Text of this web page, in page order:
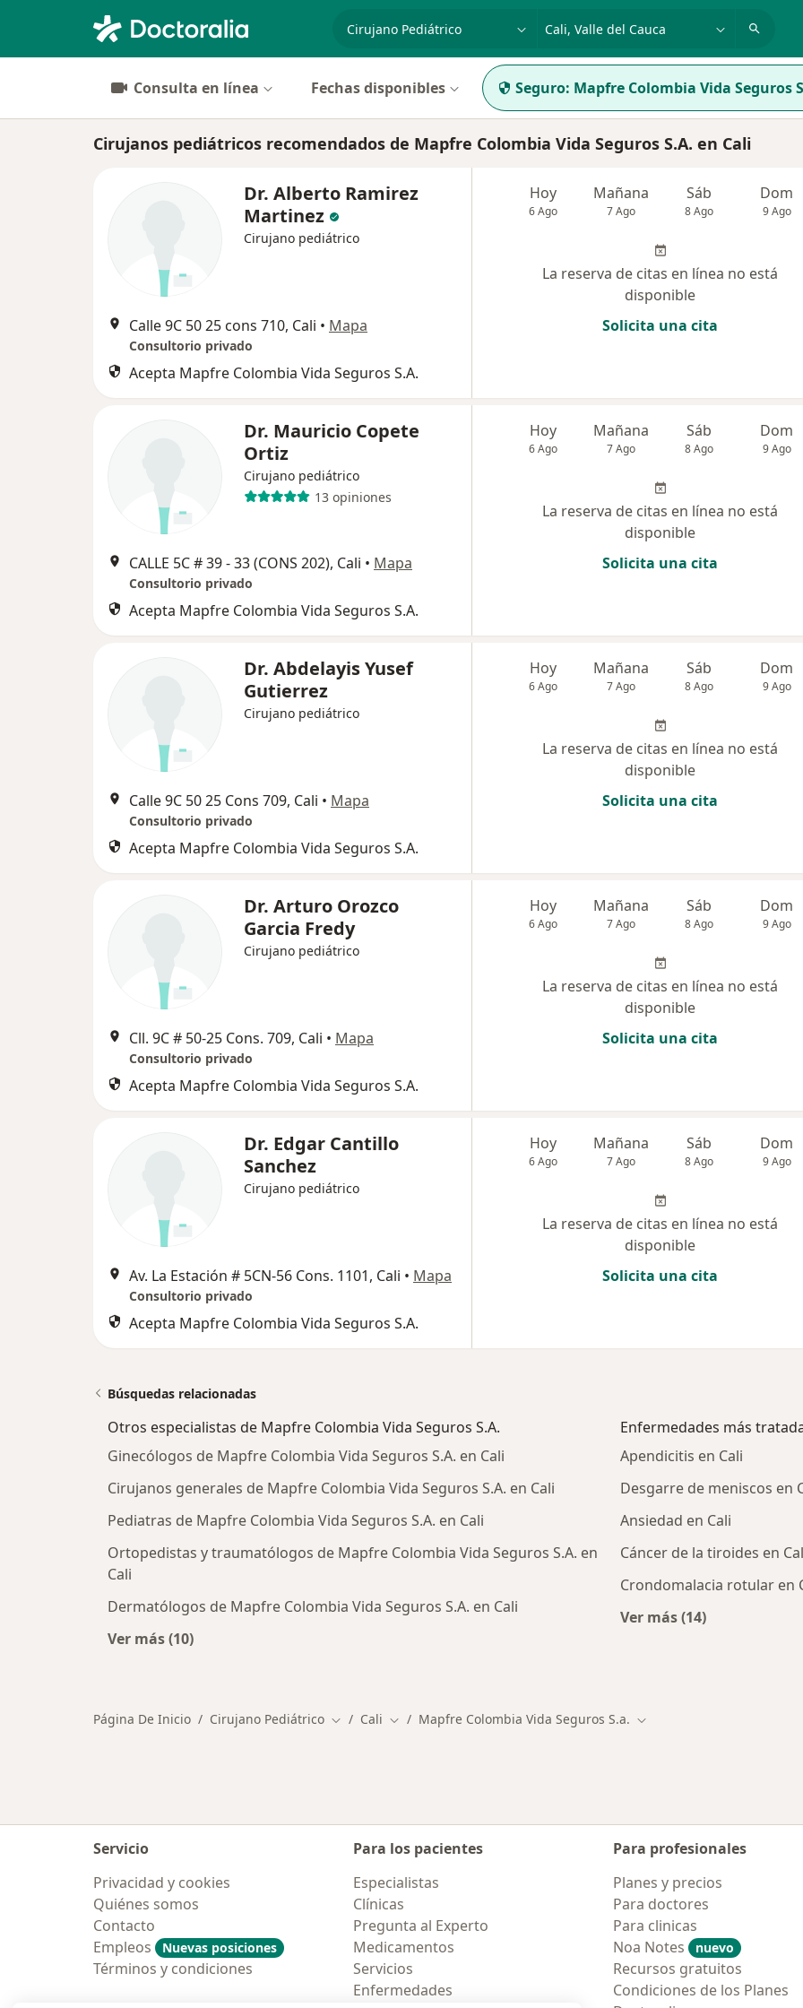
especialidad, enfermedad o nombre
Consulta en línea Fechas disponibles Seguro: Mapfre Colombia Vida Seguros
Cirujanos pediátricos recomendados de Mapfre Colombia Vida Seguros S.A. en Cali
Dr. Alberto Ramirez
Martinez
Cirujano pediátrico
Calle 9C 50 25 cons 710, Cali • Mapa
Consultorio privado
Acepta Mapfre Colombia Vida Seguros S.A.
Hoy
6 Ago
Mañana
7 Ago
Sáb
8 Ago
Dom
9 Ago
La reserva de citas en línea no está
disponible
Solicita una cita
Dr. Mauricio Copete
Ortiz
Cirujano pediátrico
13 opiniones
CALLE 5C # 39 ‐ 33 (CONS 202), Cali • Mapa
Consultorio privado
Acepta Mapfre Colombia Vida Seguros S.A.
Hoy
6 Ago
Mañana
7 Ago
Sáb
8 Ago
Dom
9 Ago
La reserva de citas en línea no está
disponible
Solicita una cita
Dr. Abdelayis Yusef
Gutierrez
Cirujano pediátrico
Calle 9C 50 25 Cons 709, Cali • Mapa
Consultorio privado
Acepta Mapfre Colombia Vida Seguros S.A.
Hoy
6 Ago
Mañana
7 Ago
Sáb
8 Ago
Dom
9 Ago
La reserva de citas en línea no está
disponible
Solicita una cita
Dr. Arturo Orozco
Garcia Fredy
Cirujano pediátrico
Cll. 9C # 50-25 Cons. 709, Cali • Mapa
Consultorio privado
Acepta Mapfre Colombia Vida Seguros S.A.
Hoy
6 Ago
Mañana
7 Ago
Sáb
8 Ago
Dom
9 Ago
La reserva de citas en línea no está
disponible
Solicita una cita
Dr. Edgar Cantillo
Sanchez
Cirujano pediátrico
Av. La Estación # 5CN-56 Cons. 1101, Cali • Mapa
Consultorio privado
Acepta Mapfre Colombia Vida Seguros S.A.
Hoy
6 Ago
Mañana
7 Ago
Sáb
8 Ago
Dom
9 Ago
La reserva de citas en línea no está
disponible
Solicita una cita
Búsquedas relacionadas
Otros especialistas de Mapfre Colombia Vida Seguros S.A.
Ginecólogos de Mapfre Colombia Vida Seguros S.A. en Cali
Cirujanos generales de Mapfre Colombia Vida Seguros S.A. en Cali
Pediatras de Mapfre Colombia Vida Seguros S.A. en Cali
Ortopedistas y traumatólogos de Mapfre Colombia Vida Seguros S.A. en
Cali
Dermatólogos de Mapfre Colombia Vida Seguros S.A. en Cali
Ver más (10)
Enfermedades más
Apendicitis en Cali
Desgarre de meniscos en
Ansiedad en Cali
Cáncer de la tiroides en
Crondomalacia rotular en
Ver más (14)
Página De Inicio Cirujano Pediátrico Cambiar de ciudad
Cali Cambiar de ciudad
Mapfre Colombia Vida Seguros S.a. Cambiar de ciudad
Servicio
Privacidad y cookies
Quiénes somos
Contacto
Empleos
Nuevas posiciones
Términos y condiciones
Para los pacientes
Especialistas
Clínicas
Pregunta al Experto
Medicamentos
Servicios
Enfermedades
Para profesionales
Planes y precios
Para doctores
Para clinicas
Noa Notes
nuevo
Recursos gratuitos
Condiciones de los Planes